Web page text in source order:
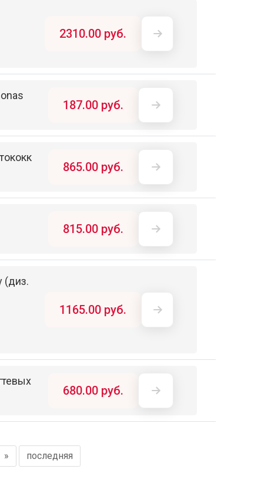
2310.00 руб.
187.00 руб.
865.00 руб.
815.00 руб.
(диз.
1165.00 руб.
680.00 руб.
» последняя